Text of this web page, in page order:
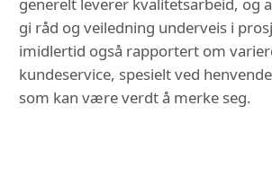
generelt leverer kvalitetsarbeid, og
gi råd og veiledning underveis i
imidlertid også rapportert om
kundeservice, spesielt ved
som kan være verdt å merke seg.